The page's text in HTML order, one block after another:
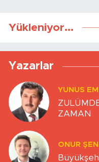
Yükleniyor...
Yazarlar
YUNUS
ZAMAN
ONUR